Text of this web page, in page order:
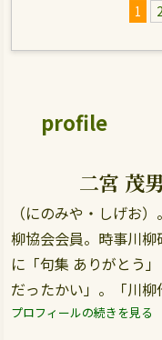
1 2
profile
二宮 茂男
（にのみや・しげお
柳協会会員。時事川
に「句集 ありがとう
だったかい」。「川
プロフィールの続きを見る